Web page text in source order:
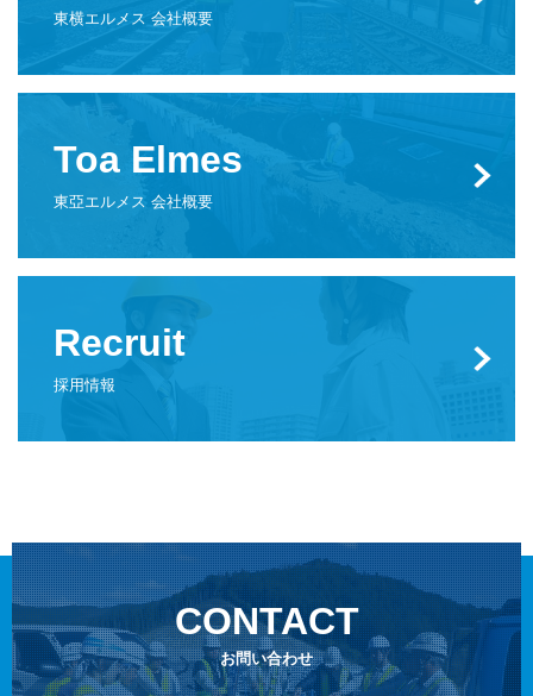
東横エルメス 会社概要
Toa Elmes
東亞エルメス 会社概要
Recruit
採用情報
CONTACT
お問い合わせ